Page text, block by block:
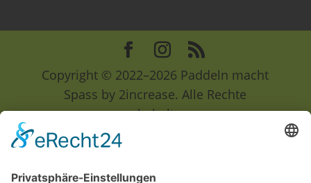
Copyright © 2022–2026 Paddeln macht
Spass by 2increase. Alle Rechte
vorbehalten.